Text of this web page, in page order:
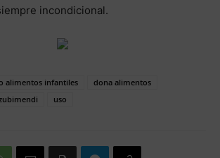
incondicional.
alimentos infantiles
dona alimentos
uso